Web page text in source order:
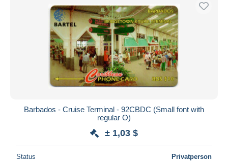
Kostenloser Versand
Zahlungsmethoden
PayPal
Banküberweisung
Visa
Mastercard
iDeal
Wohnsitz des Verkäufers
Barbados - Cruise Terminal - 92CBDC (Small font with
regular O)
± 1,03 $
Status Privatperson